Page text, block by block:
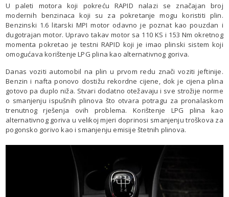
U paleti motora koji pokreću RAPID nalazi se značajan broj
modernih benzinaca koji su za pokretanje mogu koristiti plin.
Benzinski 1.6 litarski MPI motor odavno je poznat kao pouzdan i
dugotrajan motor. Upravo takav motor sa 110 KS i 153 Nm okretnog
momenta pokretao je testni RAPID koji je imao plinski sistem koji
omogućava korištenje LPG plina kao alternativnog goriva.
Danas voziti automobil na plin u prvom redu znači voziti jeftinije.
Benzin i nafta ponovo dostižu rekordne cijene, dok je cijena plina
gotovo pa duplo niža. Stvari dodatno otežavaju i sve strožije norme
o smanjenju ispušnih plinova što otvara potragu za pronalaskom
trenutnog rješenja ovih problema. Korištenje LPG plina kao
alternativnog goriva u velikoj mjeri doprinosi smanjenju troškova za
pogonsko gorivo kao i smanjenju emisije štetnih plinova.